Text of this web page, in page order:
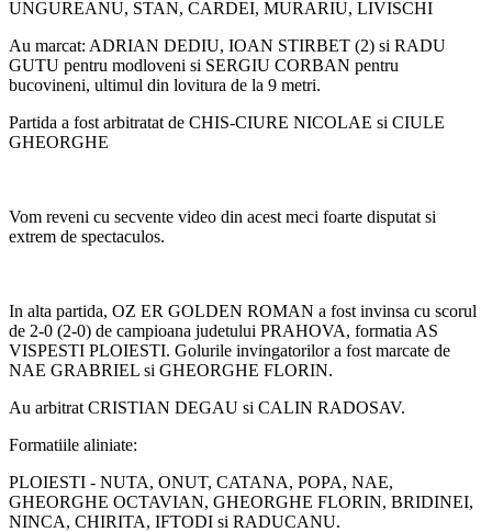
UNGUREANU, STAN, CARDEI, MURARIU, LIVISCHI
Au marcat: ADRIAN DEDIU, IOAN STIRBET (2) si RADU
GUTU pentru modloveni si SERGIU CORBAN pentru
bucovineni, ultimul din lovitura de la 9 metri.
Partida a fost arbitratat de CHIS-CIURE NICOLAE si CIULE
GHEORGHE
Vom reveni cu secvente video din acest meci foarte disputat si
extrem de spectaculos.
In alta partida, OZ ER GOLDEN ROMAN a fost invinsa cu scorul
de 2-0 (2-0) de campioana judetului PRAHOVA, formatia AS
VISPESTI PLOIESTI. Golurile invingatorilor a fost marcate de
NAE GRABRIEL si GHEORGHE FLORIN.
Au arbitrat CRISTIAN DEGAU si CALIN RADOSAV.
Formatiile aliniate:
PLOIESTI - NUTA, ONUT, CATANA, POPA, NAE,
GHEORGHE OCTAVIAN, GHEORGHE FLORIN, BRIDINEI,
NINCA, CHIRITA, IFTODI si RADUCANU.